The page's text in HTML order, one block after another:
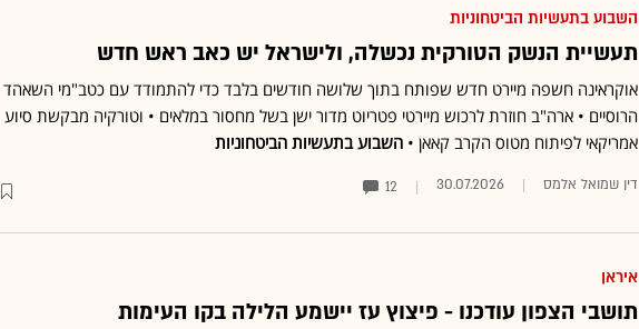
השבוע בתעשיות הביטחוניות
תעשיית הנשק הטורקית נכשלה, ולישראל יש כאב ראש חדש
אוקראינה חשפה מיירט חדש שפותח בתוך שלושה חודשים בלבד כדי להתמודד עם כטב"מי השאהד
הרוסיים • ארה"ב חוזרת לרכוש מיירטי פטריוט מדור ישן בשל מחסור במלאים • וטורקיה מבקשת סיוע
אמריקאי לפיתוח מטוס הקרב קאאן • השבוע בתעשיות הביטחוניות
דין שמואל אלמס 30.07.2026
12
איראן
תושבי הצפון עודכנו - פיצוץ עז יישמע הלילה בקו העימות